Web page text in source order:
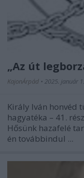
„Az út
KajonÁrpád • 2025. január
Király Iván honvéd
hagyatéka – 41. rész
Hősünk hazafelé
én továbbindul ...